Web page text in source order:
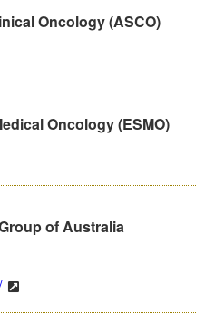
Oncology (ASCO)
Oncology (ESMO)
of Australia